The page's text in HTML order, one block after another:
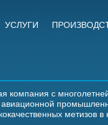
УСЛУГИ
компания с
авиационной
метизов в